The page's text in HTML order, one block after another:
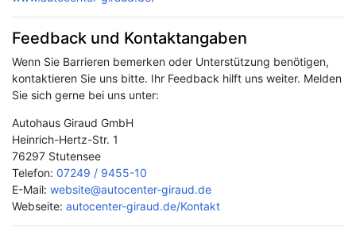
Feedback und Kontaktangaben
Wenn Sie Barrieren bemerken oder Unterstützung benötigen,
kontaktieren Sie uns bitte. Ihr Feedback hilft uns weiter. Melden
Sie sich gerne bei uns unter:
Autohaus Giraud GmbH
Heinrich-Hertz-Str. 1
76297 Stutensee
Telefon: 07249 / 9455-10
E-Mail: website@autocenter-giraud.de
Webseite: autocenter-giraud.de/Kontakt